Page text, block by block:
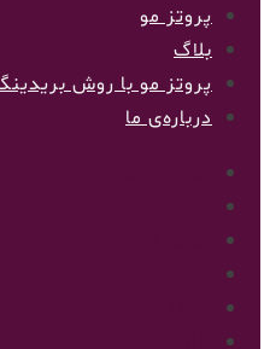
پروتز مو
بلاگ
پروتز مو با روش
درباره‌ی ما